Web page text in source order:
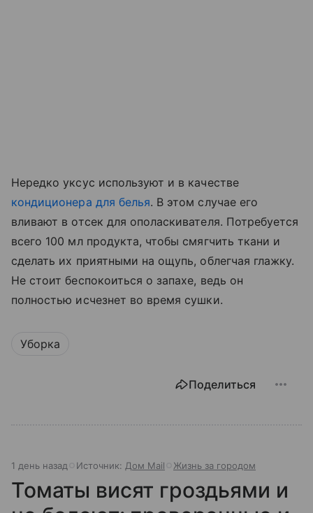
Нередко уксус используют и в качестве
кондиционера для белья. В этом случае его
вливают в отсек для ополаскивателя. Потребуется
всего 100 мл продукта, чтобы смягчить ткани и
сделать их приятными на ощупь, облегчая глажку.
Не стоит беспокоиться о запахе, ведь он
полностью исчезнет во время сушки.
Уборка
Поделиться
1 день назад Источник: Дом Mail Жизнь за городом
Томаты висят гроздьями и